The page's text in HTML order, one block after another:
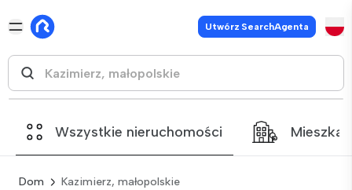
Utwórz SearchAgenta
Wszystkie nieruchomości
Dom Kazimierz, małopolskie